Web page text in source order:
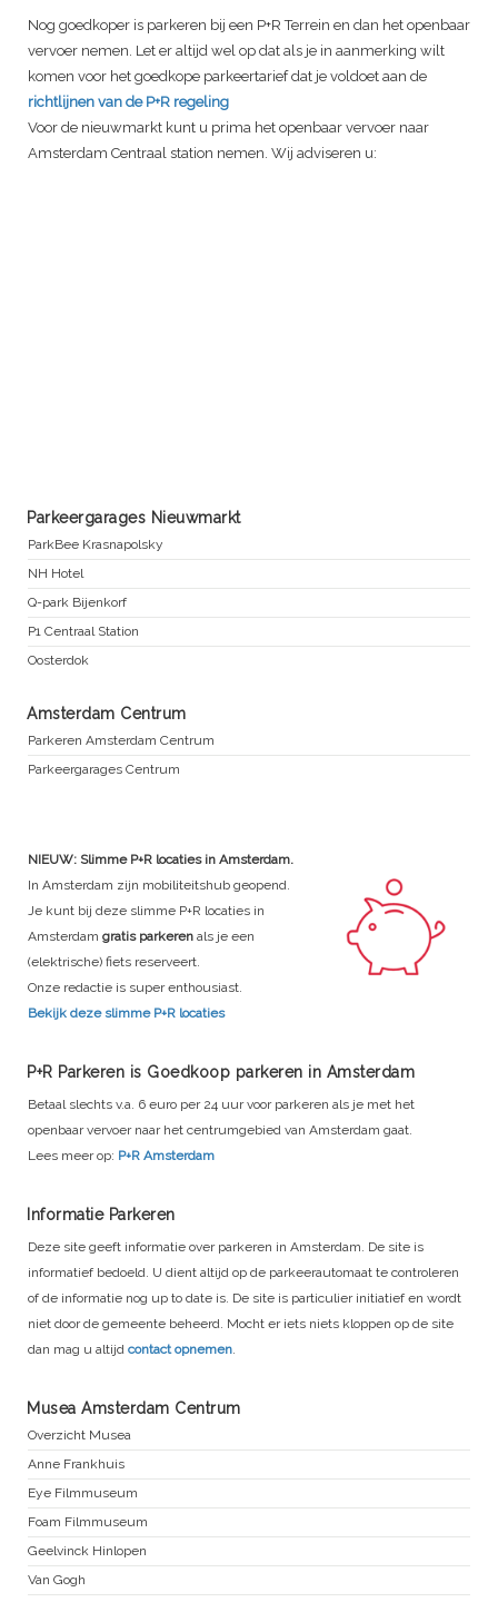
Nog goedkoper is parkeren bij een P+R Terrein en dan het openbaar
vervoer nemen. Let er altijd wel op dat als je in aanmerking wilt
komen voor het goedkope parkeertarief dat je voldoet aan de
richtlijnen van de P+R regeling
Voor de nieuwmarkt kunt u prima het openbaar vervoer naar
Amsterdam Centraal station nemen. Wij adviseren u:
Parkeergarages Nieuwmarkt
ParkBee Krasnapolsky
NH Hotel
Q-park Bijenkorf
P1 Centraal Station
Oosterdok
Amsterdam Centrum
Parkeren Amsterdam Centrum
Parkeergarages Centrum
NIEUW: Slimme P+R locaties in Amsterdam.
In Amsterdam zijn mobiliteitshub geopend.
Je kunt bij deze slimme P+R locaties in
Amsterdam gratis parkeren als je een
(elektrische) fiets reserveert.
Onze redactie is super enthousiast.
Bekijk deze slimme P+R locaties
P+R Parkeren is Goedkoop parkeren in Amsterdam
Betaal slechts v.a. 6 euro per 24 uur voor parkeren als je met het
openbaar vervoer naar het centrumgebied van Amsterdam gaat.
Lees meer op: P+R Amsterdam
Informatie Parkeren
Deze site geeft informatie over parkeren in Amsterdam. De site is
informatief bedoeld. U dient altijd op de parkeerautomaat te controleren
of de informatie nog up to date is. De site is particulier initiatief en wordt
niet door de gemeente beheerd. Mocht er iets niets kloppen op de site
dan mag u altijd contact opnemen
Musea Amsterdam Centrum
Overzicht Musea
Anne Frankhuis
Eye Filmmuseum
Foam Filmmuseum
Geelvinck Hinlopen
Van Gogh